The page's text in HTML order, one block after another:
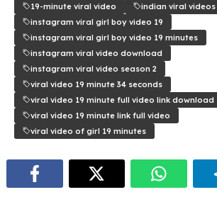
19-minute viral video
indian viral videos
instagram viral girl boy video 19
instagram viral girl boy video 19 minutes
instagram viral video download
instagram viral video season 2
viral video 19 minute 34 seconds
viral video 19 minute full video link download
viral video 19 minute link full video
viral video of girl 19 minutes